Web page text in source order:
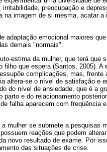
preocupação e
imagem de si mesma, acatar a
emocional maiores
demais "normais".
estima da mulher, que terá que
que espera (Santos, 2005). A
complicações, mas, frente
altera-se o nível de satisfação e
do nível de ansiedade, que é a
e do relacionamento
falha aparecem com freqüência
mulher se submete a pesquisas
reações que podem
novo resultado de exame. Por
das situações de crise.